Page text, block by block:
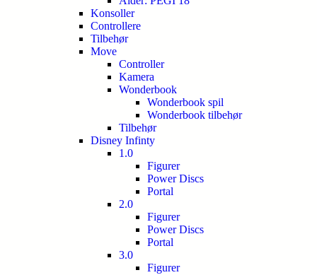
Konsoller
Controllere
Tilbehør
Move
Controller
Kamera
Wonderbook
Wonderbook spil
Wonderbook tilbehør
Tilbehør
Disney Infinty
1.0
Figurer
Power Discs
Portal
2.0
Figurer
Power Discs
Portal
3.0
Figurer